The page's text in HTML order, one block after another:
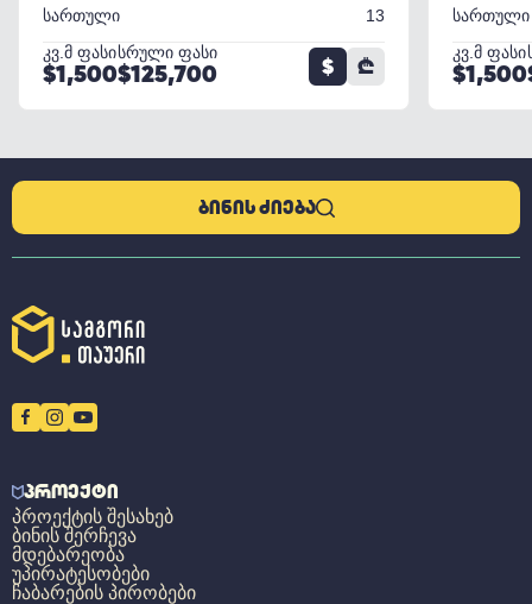
სართული
13
კვ.მ ფასი
$1,500
სრული ფასი
$125,700 $ ₾
სართული
კვ.მ ფასი
$1,500
ᲑᲘᲜᲘᲡ ᲫᲘᲔᲑᲐ
ᲞᲠᲝᲔᲥᲢᲘ
ᲞᲠᲝᲔᲥᲢᲘᲡ ᲨᲔᲡᲐᲮᲔᲑ
ᲑᲘᲜᲘᲡ ᲨᲔᲠᲩᲔᲕᲐ
ᲛᲓᲔᲑᲐᲠᲔᲝᲑᲐ
ᲣᲞᲘᲠᲐᲢᲔᲡᲝᲑᲔᲑᲘ
ᲩᲐᲑᲐᲠᲔᲑᲘᲡ ᲞᲘᲠᲝᲑᲔᲑᲘ